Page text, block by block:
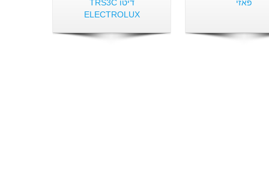
דיטו TRS3C
ELECTROLUX
פאזי